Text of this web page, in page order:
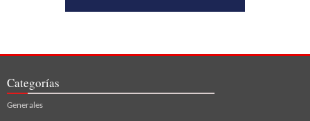
Categorías
Generales